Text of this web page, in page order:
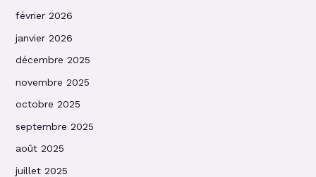
février 2026
janvier 2026
décembre 2025
novembre 2025
octobre 2025
septembre 2025
août 2025
juillet 2025